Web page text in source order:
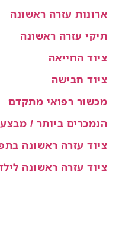
ארונות עזרה ראשונה
תיקי עזרה ראשונה
ציוד החייאה
ציוד חבישה
מכשור רפואי מתקדם
הנמכרים ביותר /
ציוד עזרה ראשונה
ציוד עזרה ראשונה